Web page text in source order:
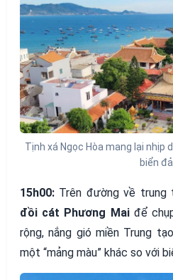
Tịnh xá Ngọc Hòa mang lại nhịp
biển
15h00: Trên đường về trung
đồi cát Phương Maiđể
rộng, nắng gió miền Trung
một “mảng màu” khác so với